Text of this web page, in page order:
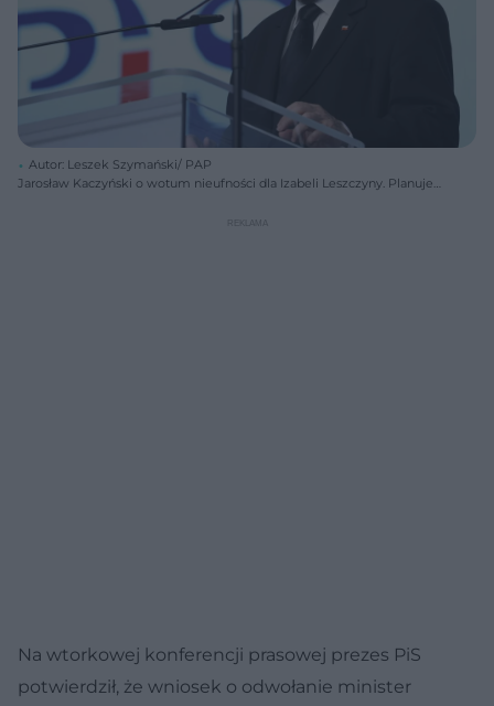
Autor: Leszek Szymański/ PAP
Jarosław Kaczyński o wotum nieufności dla Izabeli Leszczyny. Planuje
Na wtorkowej konferencji prasowej prezes PiS
potwierdził, że wniosek o odwołanie minister